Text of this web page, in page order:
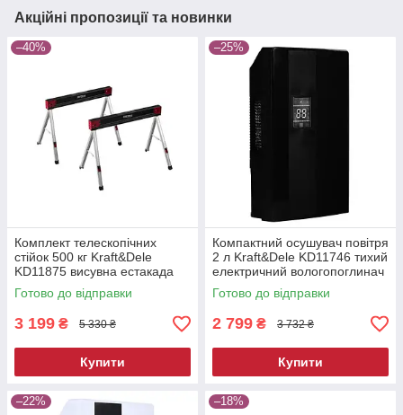
Акційні пропозиції та новинки
–40%
Комплект телескопічних
стійок 500 кг Kraft&Dele
KD11875 висувна естакада
Готово до відправки
3 199 ₴ 5 330 ₴
Купити
–25%
Компактний осушувач повітря
2 л Kraft&Dele KD11746 тихий
електричний вологопоглинач
Готово до відправки
2 799 ₴ 3 732 ₴
Купити
–22% –18%